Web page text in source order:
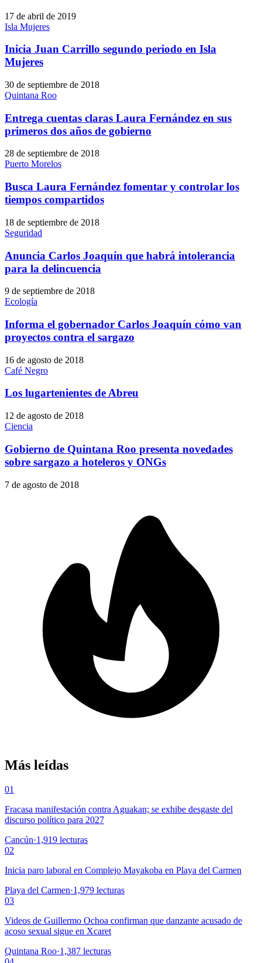
17 de abril de 2019
Isla Mujeres
Inicia Juan Carrillo segundo periodo en Isla
Mujeres
30 de septiembre de 2018
Quintana Roo
Entrega cuentas claras Laura Fernández en sus
primeros dos años de gobierno
28 de septiembre de 2018
Puerto Morelos
Busca Laura Fernández fomentar y controlar los
tiempos compartidos
18 de septiembre de 2018
Seguridad
Anuncia Carlos Joaquín que habrá intolerancia
para la delincuencia
9 de septiembre de 2018
Ecología
Informa el gobernador Carlos Joaquín cómo van
proyectos contra el sargazo
16 de agosto de 2018
Café Negro
Los lugartenientes de Abreu
12 de agosto de 2018
Ciencia
Gobierno de Quintana Roo presenta novedades
sobre sargazo a hoteleros y ONGs
7 de agosto de 2018
Más leídas
01
Fracasa manifestación contra Aguakan; se exhibe desgaste del
discurso político para 2027
Cancún·1,919 lecturas
02
Inicia paro laboral en Complejo Mayakoba en Playa del Carmen
Playa del Carmen·1,979 lecturas
03
Videos de Guillermo Ochoa confirman que danzante acusado de
acoso sexual sigue en Xcaret
Quintana Roo·1,387 lecturas